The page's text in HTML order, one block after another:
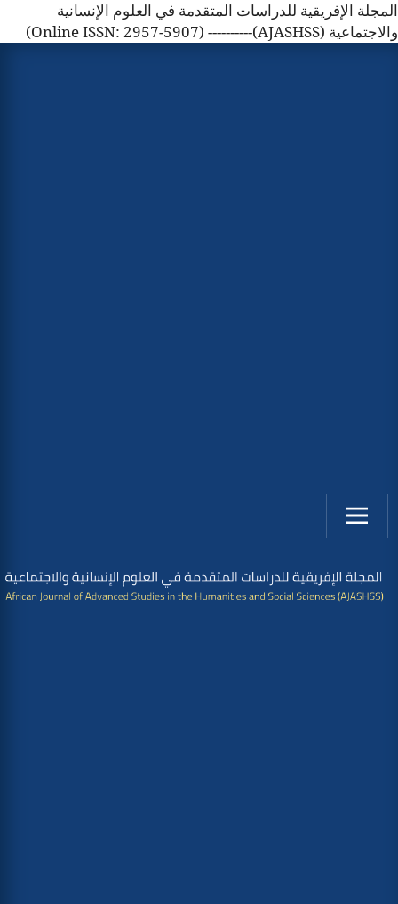
المجلة الإفريقية للدراسات المتقدمة في العلوم الإنسانية
والاجتماعية (AJASHSS)---------- (Online ISSN: 2957-5907)